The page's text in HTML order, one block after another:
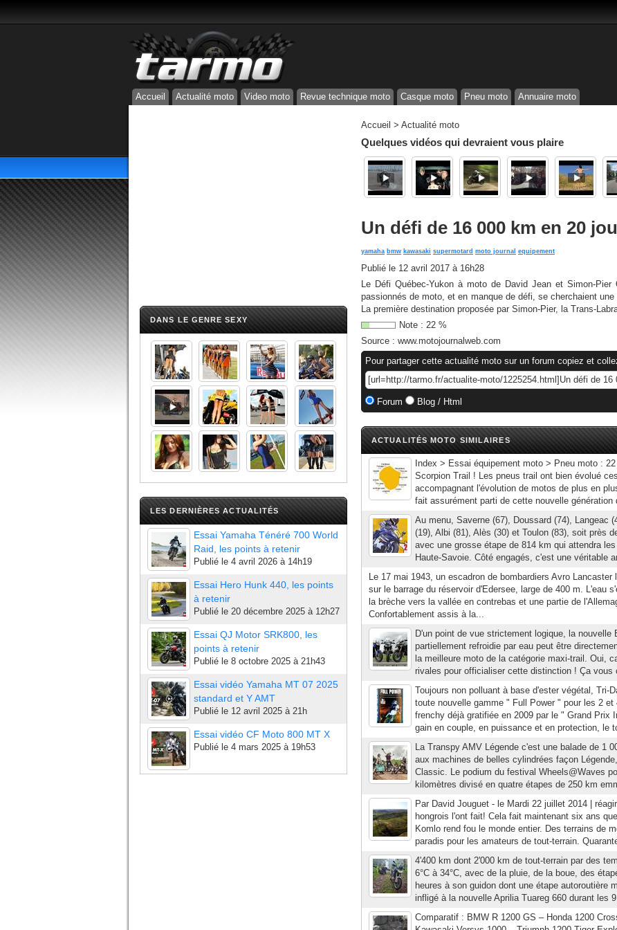
Accueil Actualité moto Video moto Revue technique moto Casque moto Pneu moto Annuaire moto
DANS LE GENRE SEXY
LES DERNIÈRES ACTUALITÉS
Essai Yamaha Ténéré 700 World
Raid, les points à retenir
Publié le 4 avril 2026 à 14h19
Essai Hero Hunk 440, les points
à retenir
Publié le 20 décembre 2025 à 12h27
Essai QJ Motor SRK800, les
points à retenir
Publié le 8 octobre 2025 à 21h43
Essai vidéo Yamaha MT 07 2025
standard et Y AMT
Publié le 12 avril 2025 à 21h
Essai vidéo CF Moto 800 MT X
Publié le 4 mars 2025 à 19h53
Accueil > Actualité moto
Quelques vidéos qui devraient vous plaire
Un défi de 16 000 km en 20
yamaha bmw kawasaki supermotard moto journal equipement
Publié le 12 avril 2017 à 16h28
Le Défi Québec-Yukon à moto de David Jean et Simon-
passionnés de moto, et en manque de défi, se cherchaient
La première destination proposée par Simon-Pier, la Trans-
Note : 22 %
Source : www.motojournalweb.com
Pour partager cette actualité moto sur un forum copiez et
Forum Blog / Html
ACTUALITÉS MOTO SIMILAIRES
Index > Essai équipement moto > Pneu moto :
Scorpion Trail ! Les pneus trail ont bien évolué
accompagnant l'évolution de motos de plus en
fait assurément parti de cette nouvelle génération
Au menu, Saverne (67), Doussard (74), Langeac
(19), Albi (81), Alès (30) et Toulon (83), soit près
avec une grosse étape de 814 km qui attendra
Haute-Savoie. Côté engagés, c'est une véritable
Le 17 mai 1943, un escadron de bombardiers Avro Lancaster
sur le barrage du réservoir d'Edersee, large de 400 m. L'eau
la brèche vers la vallée en contrebas et une partie de
Confortablement assis à la...
D'un point de vue strictement logique, la nouvelle
partiellement refroidie par eau peut être
la meilleure moto de la catégorie maxi-trail. Oui,
rivales pour officialiser cette distinction ! Ça vous
Toujours non polluant à base d'ester végétal, Tri-
toute nouvelle gamme " Full Power " pour les 2 et
frenchy déjà gratifiée en 2009 par le " Grand Prix
gain en couple, en puissance et en protection, le
La Transpy AMV Légende c'est une balade de 1
aux machines de belles cylindrées façon
Classic. Le podium du festival Wheels@Waves
kilomètres divisé en quatre étapes de 250 km
Par David Jouguet - le Mardi 22 juillet 2014 |
hongrois l'ont fait! Cela fait maintenant six ans
Komlo rend fou le monde entier. Des terrains de
paradis pour les amateurs de tout-terrain.
4'400 km dont 2'000 km de tout-terrain par des
6°C à 34°C, avec de la pluie, de la boue, des
heures à son guidon dont une étape autoroutière
infligé à la nouvelle Aprilia Tuareg 660 durant les
Comparatif : BMW R 1200 GS – Honda 1200